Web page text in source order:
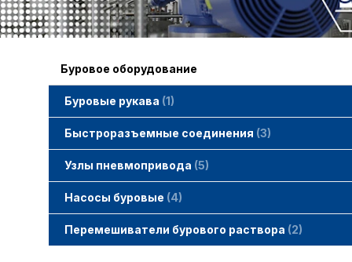
Буровое оборудование
Буровые рукава 1
Быстроразъемные соединения 3
Узлы пневмопривода 5
Насосы буровые 4
Перемешиватели бурового раствора 2